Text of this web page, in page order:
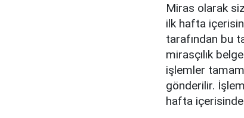
Miras olarak
ilk hafta
tarafından bu
mirasçılık
işlemler
gönderilir.
hafta